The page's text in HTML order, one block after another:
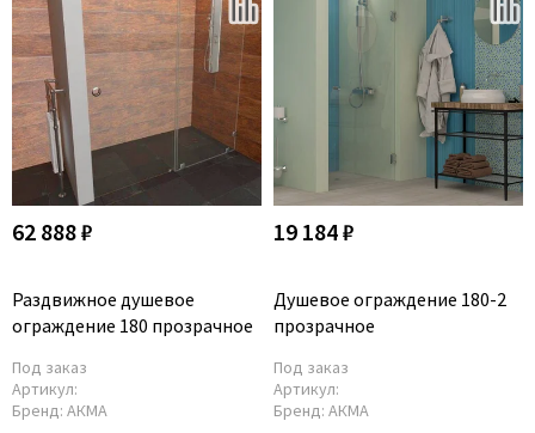
62 888 ₽
Раздвижное душевое
ограждение 180 прозрачное
Под заказ
Артикул:
Бренд: АКМА
19 184 ₽
Душевое ограждение 180-2
прозрачное
Под заказ
Артикул:
Бренд: АКМА